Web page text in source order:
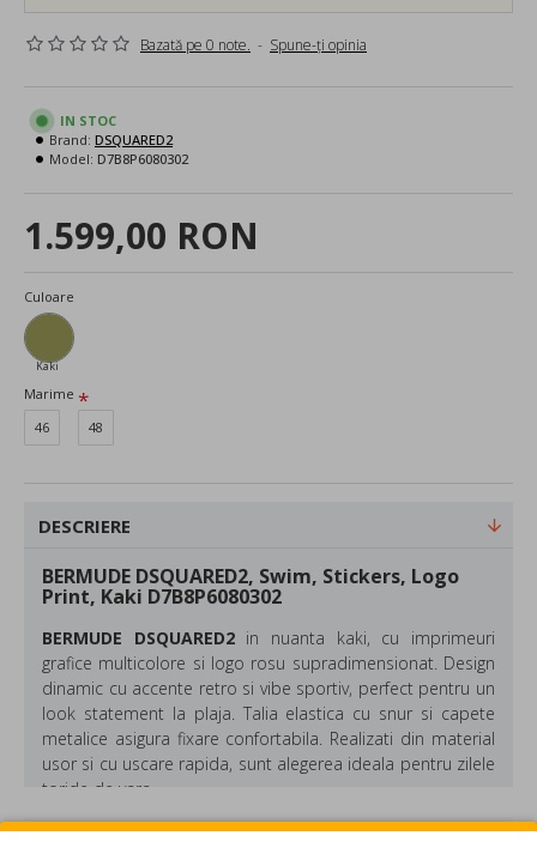
Bazată pe 0 note. - Spune-ţi opinia
1.599,00 RON
IN STOC
Brand: DSQUARED2
Model: D7B8P6080302
Culoare
Kaki
Marime
46
48
DESCRIERE
BERMUDE DSQUARED2, Swim, Stickers, Logo
Print, Kaki D7B8P6080302
BERMUDE DSQUARED2 in nuanta kaki, cu imprimeuri
grafice multicolore si logo rosu supradimensionat. Design
dinamic cu accente retro si vibe sportiv, perfect pentru un
look statement la plaja. Talia elastica cu snur si capete
metalice asigura fixare confortabila. Realizati din material
usor si cu uscare rapida, sunt alegerea ideala pentru zilele
toride de vara.
Compozitie: Poliamida 2%, Elastan 8%